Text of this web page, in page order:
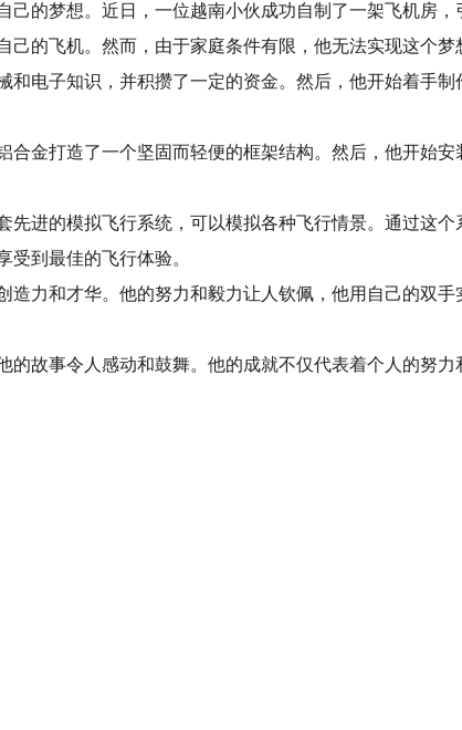
的梦想。近日，一位越南小伙成功自制了一架飞机房
的飞机。然而，由于家庭条件有限，他无法实现这个
电子知识，并积攒了一定的资金。然后，他开始着手
金打造了一个坚固而轻便的框架结构。然后，他开始
进的模拟飞行系统，可以模拟各种飞行情景。通过这
到最佳的飞行体验。
力和才华。他的努力和毅力让人钦佩，他用自己的双
故事令人感动和鼓舞。他的成就不仅代表着个人的努